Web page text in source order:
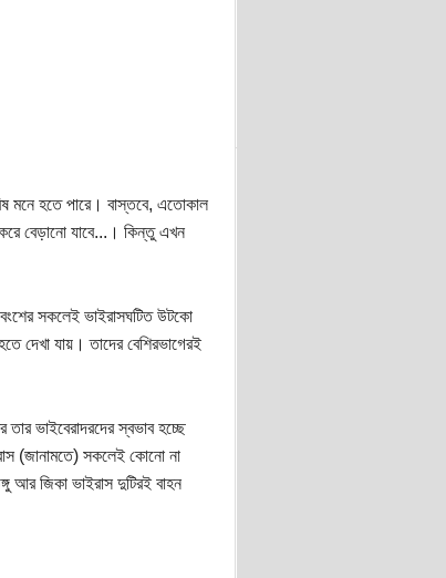
মনে হতে পারে। বাস্তবে, এতোকাল
বেড়ানো যাবে...। কিন্তু এখন
সকলেই ভাইরাসঘটিত উটকো
দেখা যায়। তাদের বেশিরভাগেরই
ভাইবেরাদরদের স্বভাব হচ্ছে
(জানামতে) সকলেই কোনো না
জিকা ভাইরাস দুটিরই বাহন